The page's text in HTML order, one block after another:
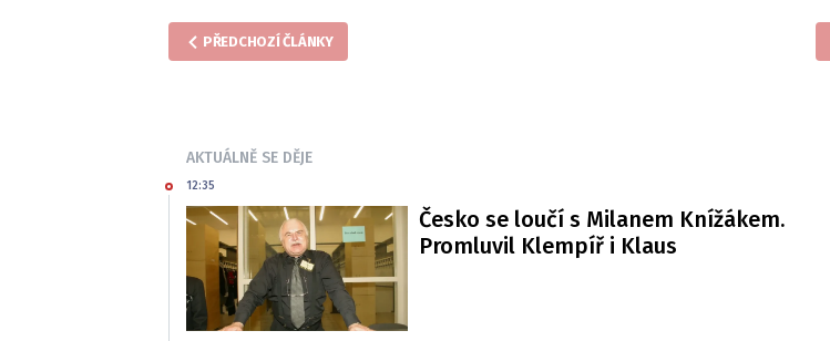
PŘEDCHOZÍ ČLÁNKY
AKTUÁLNĚ SE DĚJE
12:35
Česko se loučí s Milanem Knížákem.
Promluvil Klempíř i Klaus